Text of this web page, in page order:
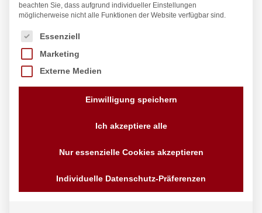
beachten Sie, dass aufgrund individueller Einstellungen
möglicherweise nicht alle Funktionen der Website verfügbar sind.
Es folgt eine Liste der Service-Gruppen, für die eine
Essenziell
Marketing
Externe Medien
Einwilligung speichern
Ich akzeptiere alle
Nur essenzielle Cookies akzeptieren
Individuelle Datenschutz-Präferenzen